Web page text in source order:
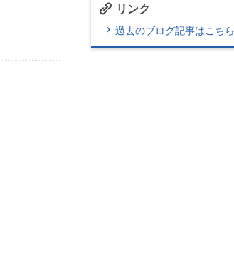
リンク
過去のブログ記事はこちら